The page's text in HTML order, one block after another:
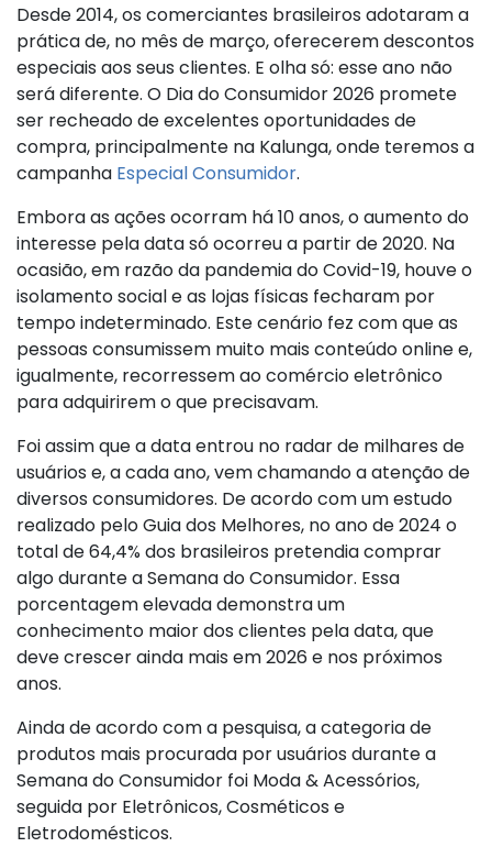
Desde 2014, os comerciantes brasileiros adotaram a
prática de, no mês de março, oferecerem descontos
especiais aos seus clientes. E olha só: esse ano não
será diferente. O Dia do Consumidor 2026 promete
ser recheado de excelentes oportunidades de
compra, principalmente na Kalunga, onde teremos a
campanha Especial Consumidor.
Embora as ações ocorram há 10 anos, o aumento do
interesse pela data só ocorreu a partir de 2020. Na
ocasião, em razão da pandemia do Covid-19, houve o
isolamento social e as lojas físicas fecharam por
tempo indeterminado. Este cenário fez com que as
pessoas consumissem muito mais conteúdo online e,
igualmente, recorressem ao comércio eletrônico
para adquirirem o que precisavam.
Foi assim que a data entrou no radar de milhares de
usuários e, a cada ano, vem chamando a atenção de
diversos consumidores. De acordo com um estudo
realizado pelo Guia dos Melhores, no ano de 2024 o
total de 64,4% dos brasileiros pretendia comprar
algo durante a Semana do Consumidor. Essa
porcentagem elevada demonstra um
conhecimento maior dos clientes pela data, que
deve crescer ainda mais em 2026 e nos próximos
anos.
Ainda de acordo com a pesquisa, a categoria de
produtos mais procurada por usuários durante a
Semana do Consumidor foi Moda & Acessórios,
seguida por Eletrônicos, Cosméticos e
Eletrodomésticos.